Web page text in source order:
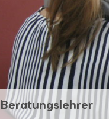
Beratungslehrer